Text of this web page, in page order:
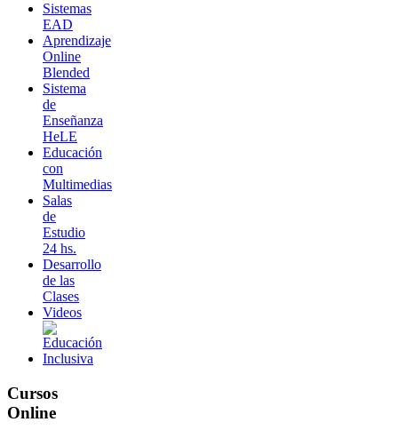
Sistemas
EAD
Aprendizaje
Online
Blended
Sistema
de
Enseñanza
HeLE
Educación
con
Multimedias
Salas
de
Estudio
24 hs.
Desarrollo
de las
Clases
Videos
Cursos
Online